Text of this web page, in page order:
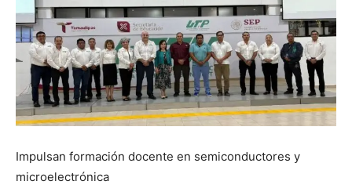
Impulsan formación docente en semiconductores y
microelectrónica